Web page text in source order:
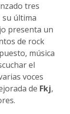
tres
su última
presenta un
de rock
música
el
voces
de Fkj,